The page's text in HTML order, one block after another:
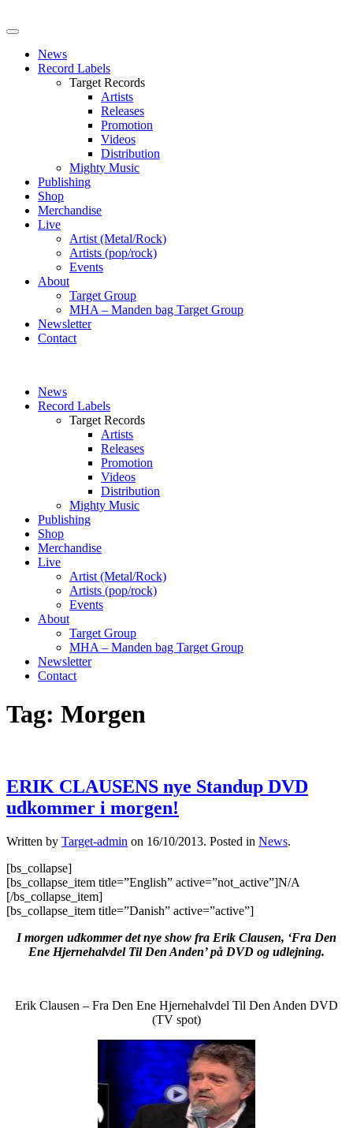
News
Record Labels
Target Records
Artists
Releases
Promotion
Videos
Distribution
Mighty Music
Publishing
Shop
Merchandise
Live
Artist (Metal/Rock)
Artists (pop/rock)
Events
About
Target Group
MHA – Manden bag Target Group
Newsletter
Contact
News
Record Labels
Target Records
Artists
Releases
Promotion
Videos
Distribution
Mighty Music
Publishing
Shop
Merchandise
Live
Artist (Metal/Rock)
Artists (pop/rock)
Events
About
Target Group
MHA – Manden bag Target Group
Newsletter
Contact
Tag: Morgen
ERIK CLAUSENS nye Standup DVD
udkommer i morgen!
Written by Target-admin on 16/10/2013. Posted in News.
[bs_collapse]
[bs_collapse_item title=”English” active=”not_active”]N/A
[/bs_collapse_item]
[bs_collapse_item title=”Danish” active=”active”]
I morgen udkommer det nye show fra Erik Clausen, ‘Fra Den
Ene Hjernehalvdel Til Den Anden’ på DVD og udlejning.
Erik Clausen – Fra Den Ene Hjernehalvdel Til Den Anden DVD
(TV spot)